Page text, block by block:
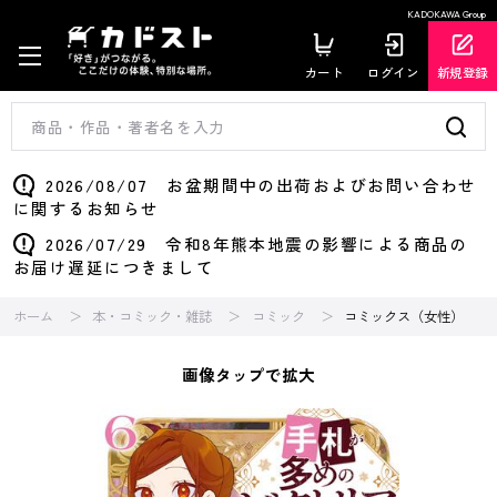
KADOKAWA Group
カート ログイン 新規登録
2026/08/07 お盆期間中の出荷およびお問い合わせ
に関するお知らせ
2026/07/29 令和8年熊本地震の影響による商品の
お届け遅延につきまして
ホーム 本・コミック・雑誌 コミック コミックス（女性）
画像タップで拡大